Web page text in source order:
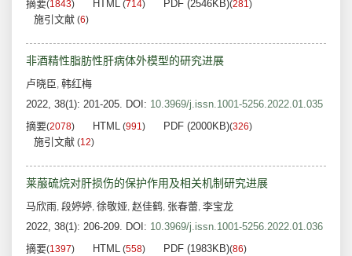
摘要(1843) HTML (714) PDF (2546KB)(281)
施引文献 (6)
非酒精性脂肪性肝病体外模型的研究进展
卢晓臣, 韩红梅
2022, 38(1): 201-205. DOI: 10.3969/j.issn.1001-5256.2022.01.035
摘要(2078) HTML (991) PDF (2000KB)(326)
施引文献 (12)
莱菔硫烷对肝损伤的保护作用及相关机制研究进展
马欣雨, 段婷婷, 徐敬娅, 赵佳鹤, 张春蕾, 李宝龙
2022, 38(1): 206-209. DOI: 10.3969/j.issn.1001-5256.2022.01.036
摘要(1397) HTML (558) PDF (1983KB)(86)